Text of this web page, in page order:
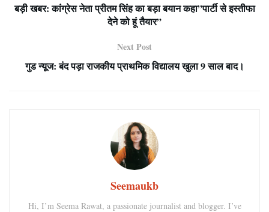
बड़ी खबर: कांग्रेस नेता प्रीतम सिंह का बड़ा बयान कहा”पार्टी से इस्तीफा
देने को हूं तैयार”
Next Post
गुड न्यूज: बंद पड़ा राजकीय प्राथमिक विद्यालय खुला 9 साल बाद।
Seemaukb
Hi, I’m Seema Rawat, a passionate journalist and blogger. I’ve